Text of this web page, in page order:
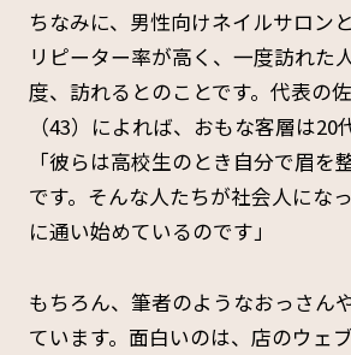
ちなみに、男性向けネイルサロン
リピーター率が高く、一度訪れた
度、訪れるとのことです。代表の
（43）によれば、おもな客層は20
「彼らは高校生のとき自分で眉を
です。そんな人たちが社会人にな
に通い始めているのです」
もちろん、筆者のようなおっさん
ています。面白いのは、店のウェ